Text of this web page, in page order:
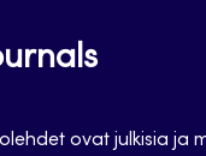
ovat julkisia ja